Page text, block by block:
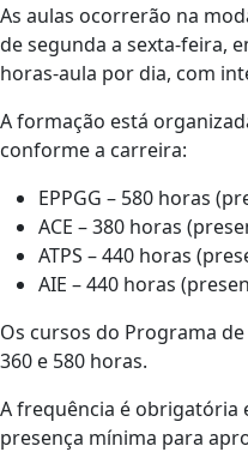
As aulas ocorrerão na
de segunda a sexta-feira,
horas-aula por dia, com
A formação está
conforme a carreira:
EPPGG – 580 horas
ACE – 380 horas
ATPS – 440 horas
AIE – 440 horas
Os cursos do Programa
360 e 580 horas.
A frequência é obrigatória
presença mínima para